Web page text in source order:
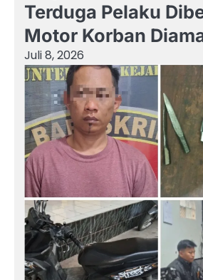
Terduga Pelaku
Motor Korban
Juli 8, 2026